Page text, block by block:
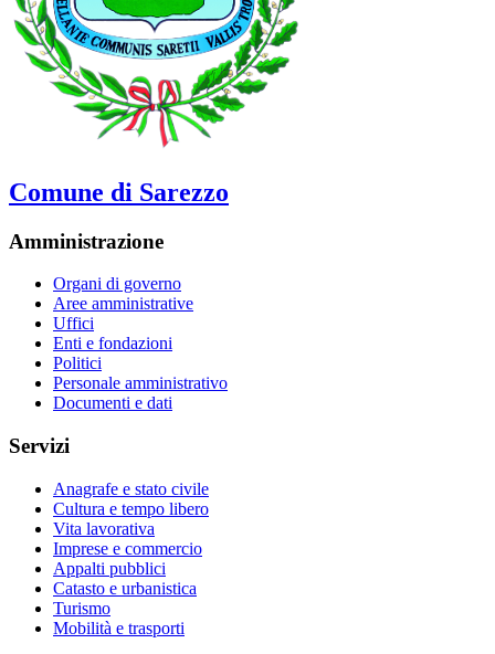
Comune di Sarezzo
Amministrazione
Organi di governo
Aree amministrative
Uffici
Enti e fondazioni
Politici
Personale amministrativo
Documenti e dati
Servizi
Anagrafe e stato civile
Cultura e tempo libero
Vita lavorativa
Imprese e commercio
Appalti pubblici
Catasto e urbanistica
Turismo
Mobilità e trasporti